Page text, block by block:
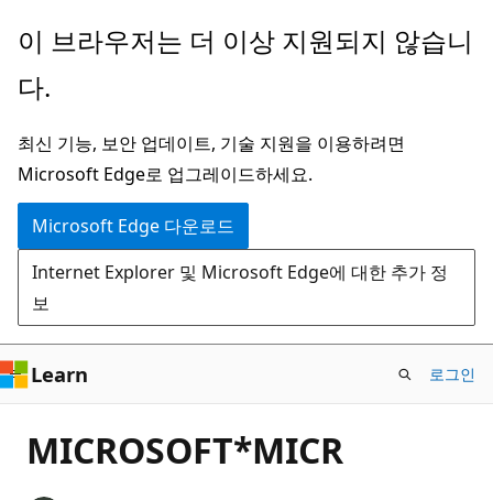
주
콘
츠
로
건
너
뛰
기
이 브라우저는 더 이상 지원되지 않습니
다.
최신 기능, 보안 업데이트, 기술 지원을 이용하려면
Microsoft Edge로 업그레이드하세요.
Microsoft Edge 다운로드
Internet Explorer 및 Microsoft Edge에 대한 추가 정
보
Learn 로그인
MICROSOFT*MICR